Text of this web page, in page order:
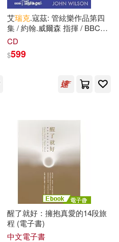
瑞克
艾瑞克.寇茲: 管絃樂作品第四
集 / 約翰.威爾森 指揮 / BBC愛
樂管弦樂團(Eric Coates:
Wilson / BBC Philharmonic)
CD
$599
醒了就好：擁抱真愛的14段旅
程 (電子書)
中文電子書